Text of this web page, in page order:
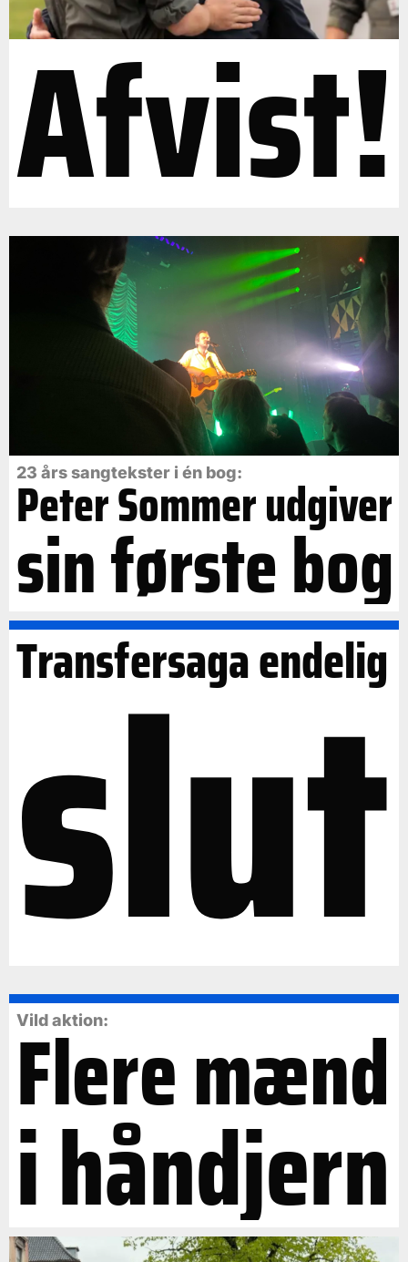
Afvist!
23 års sangtekster i én bog:
Peter Sommer udgiver
sin første bog
Transfersaga endelig
slut
Vild aktion:
Flere mænd
i håndjern